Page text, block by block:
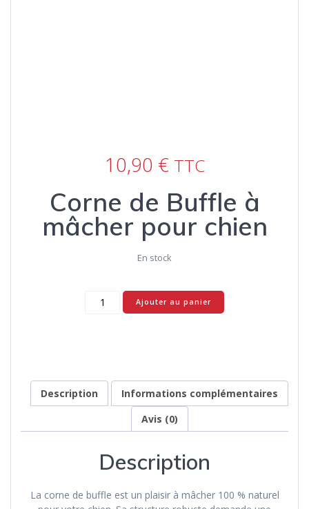
10,90 € TTC
Corne de Buffle à
mâcher pour chien
En stock
quantité
mâcher
pour
Ajouter au panier
Description
Informations complémentaires
Avis (0)
Description
La corne de buffle est un plaisir à mâcher 100 % naturel